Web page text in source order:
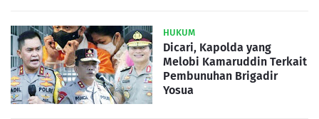
HUKUM
Dicari, Kapolda yang
Melobi Kamaruddin Terkait
Pembunuhan Brigadir
Yosua